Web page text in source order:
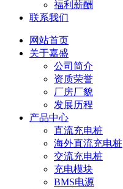
福利薪酬
联系我们
网站首页
关于嘉盛
公司简介
资质荣誉
厂房厂貌
发展历程
产品中心
直流充电桩
海外直流充电桩
交流充电桩
充电模块
BMS电源